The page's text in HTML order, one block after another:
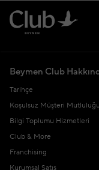
Beymen Club
Tarihçe
Koşulsuz Müşteri Mutluluğu
Bilgi Toplumu Hizmetleri
Club & More
Franchising
Kurumsal Satış